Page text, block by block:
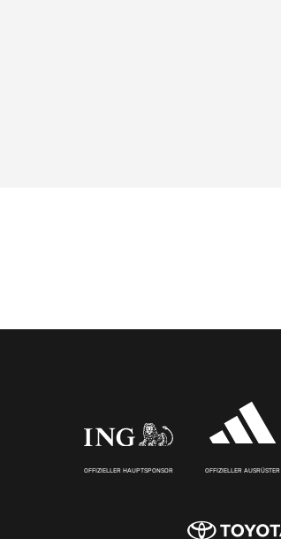
OFFIZIELLER HAUPTSPONSOR OFFIZIELLER AUSRÜSTER